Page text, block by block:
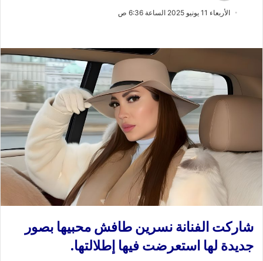
ب
ل
ى
X
س
ر
د
ا
ك
ت
ر
و
ي
الأربعاء 11 يونيو 2025 الساعة 6:36 ص
شاركتالفنانة نسرين طافشمحبيها بصور
جديدة لها استعرضت فيها إطلالتها.